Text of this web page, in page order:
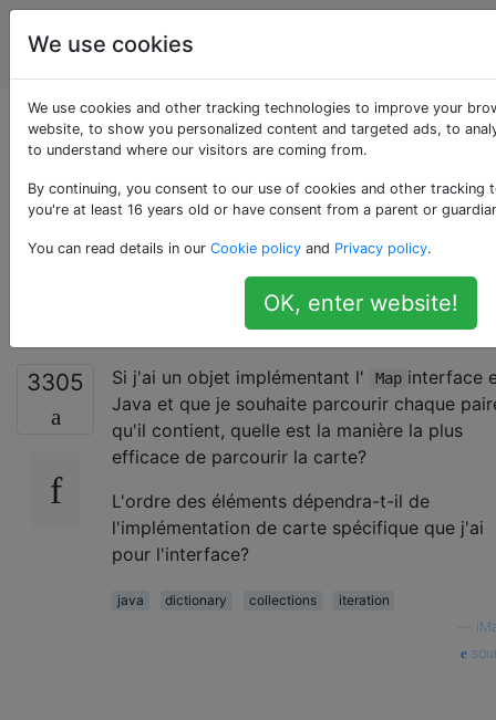
La
programmation
Comment effectuer
une itération efficace
sur chaque entrée
d'une carte Java?
3305 Si j'ai un objet implémentant l' Map interface
Java et que je souhaite parcourir chaque
qu'il contient, quelle est la manière la plus
efficace de parcourir la carte?
L'ordre des éléments dépendra-t-il de
l'implémentation de carte spécifique que j'ai
pour l'interface?
java dictionary collections
iteration
We use cookies
We use cookies and other tracking technologies to improve your
website, to show you personalized content and targeted ads, to
to understand where our visitors are coming from.
By continuing, you consent to our use of cookies and other tracking
you're at least 16 years old or have consent from a parent or
You can read details in our Cookie policy and Privacy policy.
OK, enter website!